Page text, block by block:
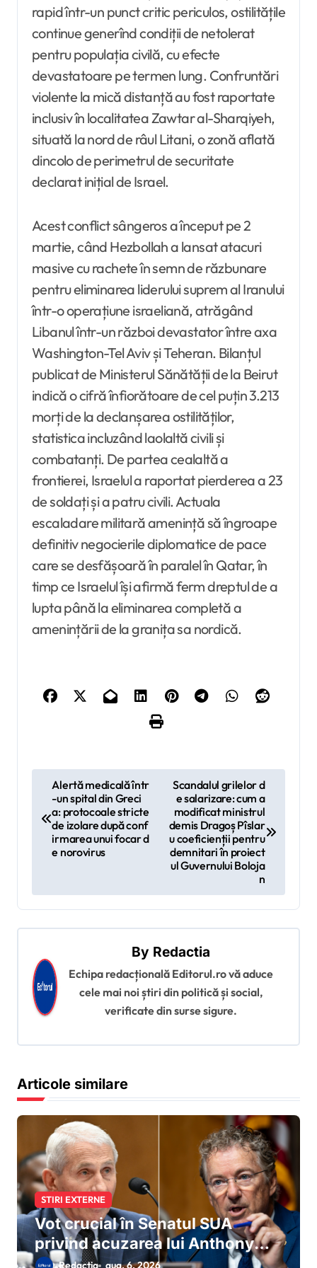
rapid într-un punct critic periculos, ostilitățile
continue generînd condiții de netolerat
pentru populația civilă, cu efecte
devastatoare pe termen lung. Confruntări
violente la mică distanță au fost raportate
inclusiv în localitatea Zawtar al-Sharqiyeh,
situată la nord de râul Litani, o zonă aflată
dincolo de perimetrul de securitate
declarat inițial de Israel.
Acest conflict sângeros a început pe 2
martie, când Hezbollah a lansat atacuri
masive cu rachete în semn de răzbunare
pentru eliminarea liderului suprem al Iranului
într-o operațiune israeliană, atrăgând
Libanul într-un război devastator între axa
Washington-Tel Aviv și Teheran. Bilanțul
publicat de Ministerul Sănătății de la Beirut
indică o cifră înfiorătoare de cel puțin 3.213
morți de la declanșarea ostilităților,
statistica incluzând laolaltă civili și
combatanți. De partea cealaltă a
frontierei, Israelul a raportat pierderea a 23
de soldați și a patru civili. Actuala
escaladare militară amenință să îngroape
definitiv negocierile diplomatice de pace
care se desfășoară în paralel în Qatar, în
timp ce Israelul își afirmă ferm dreptul de a
lupta până la eliminarea completă a
amenințării de la granița sa nordică.
a
î
n
a
i
c
l
e
Alertă medicală într
-un spital din Greci
a: protocoale stricte
de izolare după conf
irmarea unui focar d
e norovirus
Scandalul grilelor d
e salarizare: cum a
modificat ministrul
demis Dragoș Pîslar
u coeficienții pentru
demnitari în proiect
ul Guvernului Boloja
n
By Redactia
Echipa redacțională Editorul.ro vă aduce
cele mai noi știri din politică și social,
verificate din surse sigure.
Articole similare
STIRI EXTERNE
Vot crucial în Senatul SUA
privind acuzarea lui Anthony
Fauci de sfidarea Congresului:
Redactia aug. 6, 2026